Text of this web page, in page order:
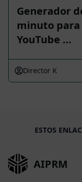
Generador
minuto para
YouTube …
Director K
ESTOS
AIPRM